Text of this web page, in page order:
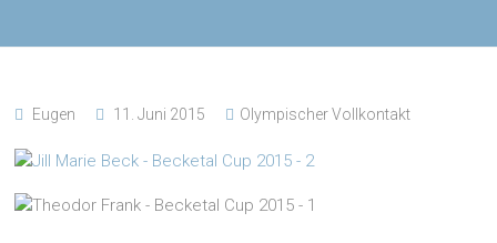
Eugen 11. Juni 2015 Olympischer Vollkontakt